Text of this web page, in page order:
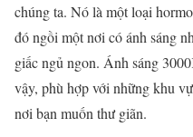
chúng ta. Nó là một loại
đó ngồi một nơi có ánh sáng
giấc ngủ ngon. Ánh sáng
vậy, phù hợp với những khu
nơi bạn muốn thư giãn.